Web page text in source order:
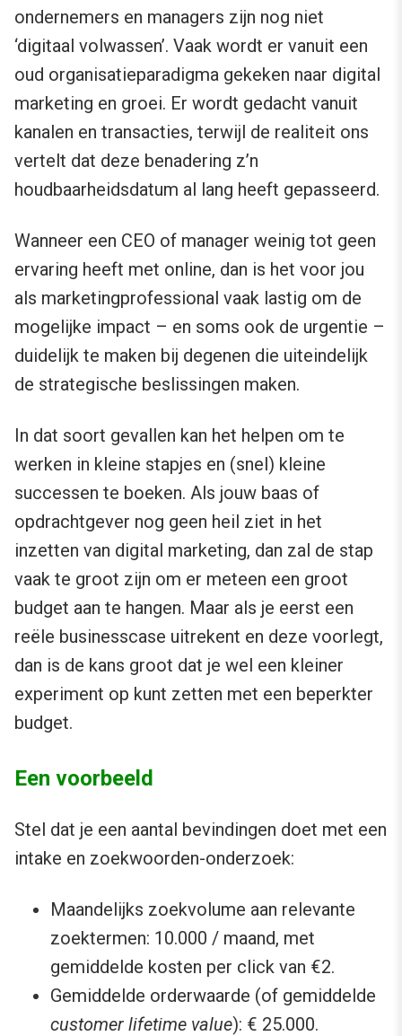
ondernemers en managers zijn nog niet
‘digitaal volwassen’. Vaak wordt er vanuit een
oud organisatieparadigma gekeken naar digital
marketing en groei. Er wordt gedacht vanuit
kanalen en transacties, terwijl de realiteit ons
vertelt dat deze benadering z’n
houdbaarheidsdatum al lang heeft gepasseerd.
Wanneer een CEO of manager weinig tot geen
ervaring heeft met online, dan is het voor jou
als marketingprofessional vaak lastig om de
mogelijke impact – en soms ook de urgentie –
duidelijk te maken bij degenen die uiteindelijk
de strategische beslissingen maken.
In dat soort gevallen kan het helpen om te
werken in kleine stapjes en (snel) kleine
successen te boeken. Als jouw baas of
opdrachtgever nog geen heil ziet in het
inzetten van digital marketing, dan zal de stap
vaak te groot zijn om er meteen een groot
budget aan te hangen. Maar als je eerst een
reële businesscase uitrekent en deze voorlegt,
dan is de kans groot dat je wel een kleiner
experiment op kunt zetten met een beperkter
budget.
Een voorbeeld
Stel dat je een aantal bevindingen doet met een
intake en zoekwoorden-onderzoek:
Maandelijks zoekvolume aan relevante
zoektermen: 10.000 / maand, met
gemiddelde kosten per click van €2.
Gemiddelde orderwaarde (of gemiddelde
customer lifetime value): € 25.000.